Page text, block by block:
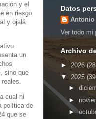
y el
en riesgo
y ojalá
un
sino que
cual ni
política de
que se
Datos
Antonio
Ver todo mi
Archivo
► 2026
▼ 2025
►
►
►